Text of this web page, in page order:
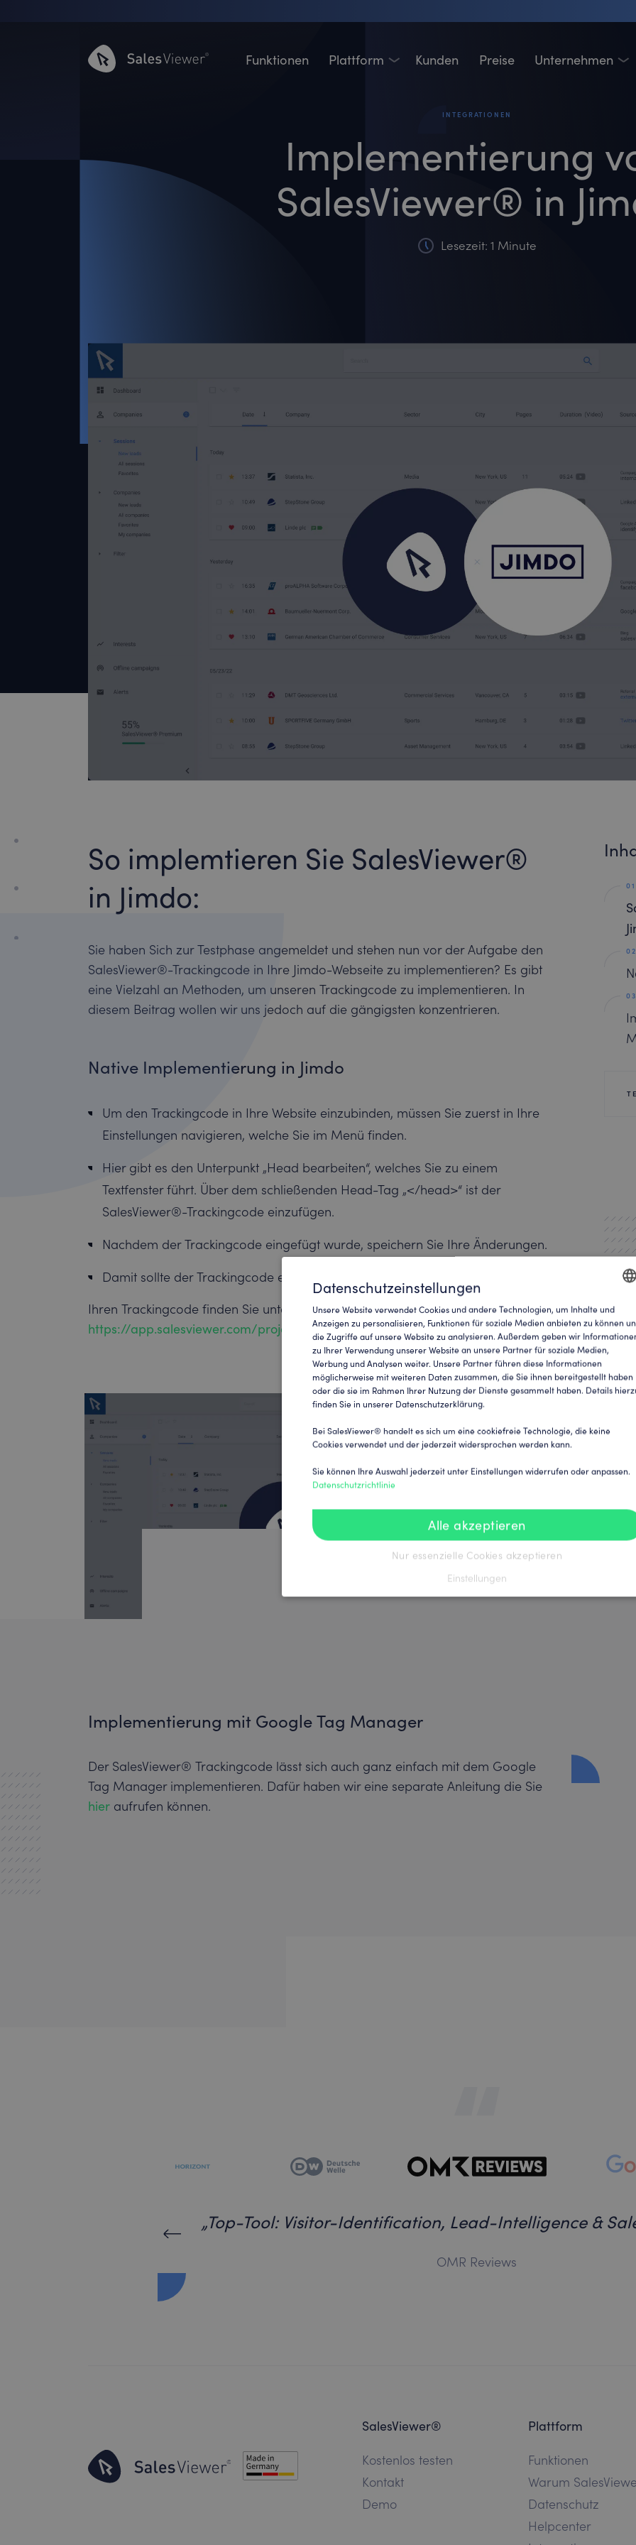
Funktionen Plattform Kunden Preise Unternehmen
INTEGRATIONEN
Implementierung
SalesViewer® in
Lesezeit: 1 Minute
So implemtieren Sie SalesViewer®
in Jimdo:
Sie haben Sich zur Testphase angemeldet und stehen nun vor der Aufgabe den
SalesViewer®-Trackingcode in Ihre Jimdo-Webseite zu implementieren? Es gibt
eine Vielzahl an Methoden, um unseren Trackingcode zu implementieren. In
diesem Beitrag wollen wir uns jedoch auf die gängigsten konzentrieren.
Native Implementierung in Jimdo
Um den Trackingcode in Ihre Website einzubinden, müssen Sie zuerst in Ihre
Einstellungen navigieren, welche Sie im Menü finden.
Hier gibt es den Unterpunkt „Head bearbeiten“, welches Sie zu einem
Textfenster führt. Über dem schließenden Head-Tag „</head>“ ist der
SalesViewer®-Trackingcode einzufügen.
Nachdem der Trackingcode eingefügt wurde, speichern Sie Ihre Änderungen.
Damit sollte der Trackingcode erfolgreich in Ihre Website implementiert sein.
Ihren Trackingcode finden Sie unter:
https://app.salesviewer.com/projekte
Implementierung mit Google Tag Manager
Der SalesViewer® Trackingcode lässt sich auch ganz einfach mit dem Google
Tag Manager implementieren. Dafür haben wir eine separate Anleitung die Sie
hier aufrufen können.
„Top-Tool: Visitor-Identification, Lead-Intelligence &
OMR Reviews
SalesViewer®
Kostenlos testen
Kontakt
Demo
Plattform
Funktionen
Warum
Datenschutz
Helpcenter
Datenschutzeinstellungen
Unsere Website verwendet Cookies und andere Technologien, um Inhalte und
Anzeigen zu personalisieren, Funktionen für soziale Medien anbieten zu können
die Zugriffe auf unsere Website zu analysieren. Außerdem geben wir
zu Ihrer Verwendung unserer Website an unsere Partner für soziale Medien,
Werbung und Analysen weiter. Unsere Partner führen diese Informationen
möglicherweise mit weiteren Daten zusammen, die Sie ihnen bereitgestellt haben
oder die sie im Rahmen Ihrer Nutzung der Dienste gesammelt haben. Details
finden Sie in unserer Datenschutzerklärung.
Bei SalesViewer® handelt es sich um eine cookiefreie Technologie, die keine
Cookies verwendet und der jederzeit widersprochen werden kann.
Sie können Ihre Auswahl jederzeit unter Einstellungen widerrufen oder anpassen.
Datenschutzrichtlinie
Alle akzeptieren
Nur essenzielle Cookies akzeptieren
Einstellungen